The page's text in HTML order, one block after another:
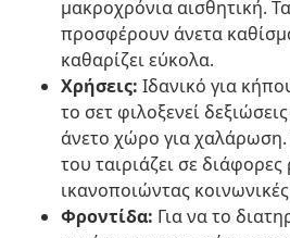
μακροχρόνια αισθητική.
προσφέρουν άνετα
καθαρίζει εύκολα.
Χρήσεις: Ιδανικό για
το σετ φιλοξενεί
άνετο χώρο για
του ταιριάζει σε διάφορες
ικανοποιώντας
Φροντίδα: Για να το